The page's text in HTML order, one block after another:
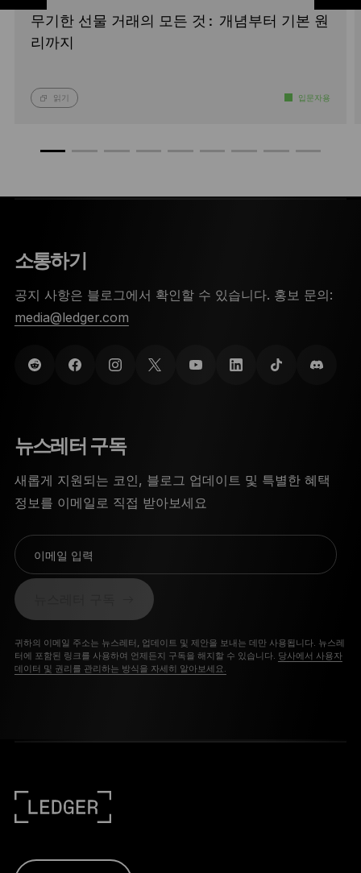
무기한 선물 거래의 모든 것: 개념부터 기본 원
리까지
읽기 입문자용
소통하기
공지 사항은 블로그에서 확인할 수 있습니다. 홍보 문의:
media@ledger.com
뉴스레터 구독
새롭게 지원되는 코인, 블로그 업데이트 및 특별한 혜택
정보를 이메일로 직접 받아보세요
이메일 입력
귀하의 이메일 주소는 뉴스레터, 업데이트 및 제안을 보내는 데만 사용됩니다. 뉴스레
터에 포함된 링크를 사용하여 언제든지 구독을 해지할 수 있습니다. 당사에서 사용자
데이터 및 권리를 관리하는 방식을 자세히 알아보세요.